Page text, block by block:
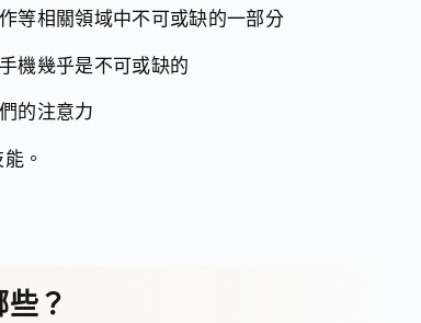
等相關領域中不可或缺的一部分
機幾乎是不可或缺的
的注意力
。
？